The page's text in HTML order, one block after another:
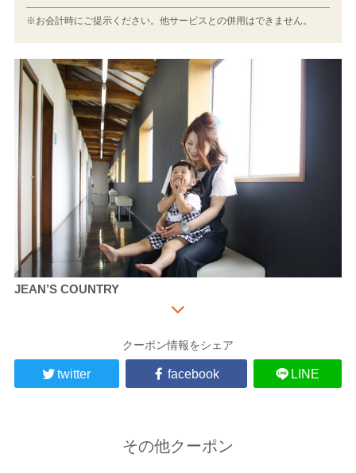
※お会計時にご提示ください。他サービスとの併用はできません。
JEAN’S COUNTRY
クーポン情報をシェア
twitter facebook LINE
その他クーポン